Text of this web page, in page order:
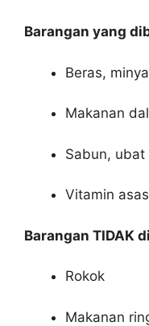
Barangan yang
Beras,
Makanan
Sabun, ubat
Vitamin
Barangan TIDAK
Rokok
Makanan